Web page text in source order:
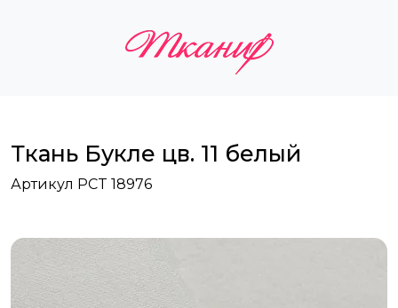
Ткань Букле цв. 11 белый
Артикул PCT 18976